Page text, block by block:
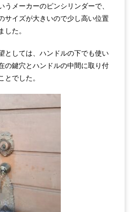
うメーカーのピンシリンダーで、
サイズが大きいので少し高い位置
した。
としては、ハンドルの下でも使い
の鍵穴とハンドルの中間に取り付
とでした。